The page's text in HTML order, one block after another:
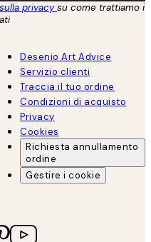
privacysu come trattiamo i
Desenio Art Advice
Servizio clienti
Traccia il tuo ordine
Condizioni di acquisto
Privacy
Cookies
Richiesta annullamento
ordine
Gestire i cookie